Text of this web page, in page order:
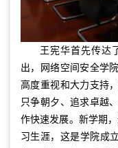
王宪华首先传达
出，网络空间安全学
高度重视和大力支持
只争朝夕、追求卓越
作快速发展。新学期
习生涯，这是学院成